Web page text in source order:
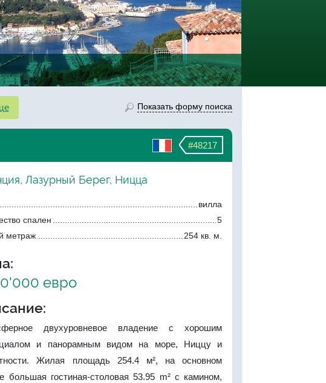
Показать форму поиска
#48217
Лазурный Берег, Ницца
вилла
спален
5
метраж
254 кв. м.
евро
двухуровневое владение с хорошим
и панорамным видом на море, Ниццу и
Жилая площадь 254.4 м², на основном
большая гостиная-столовая 53.95 m² с камином,